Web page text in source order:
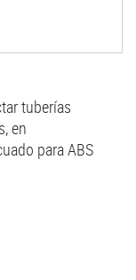
tuberías
en
para ABS